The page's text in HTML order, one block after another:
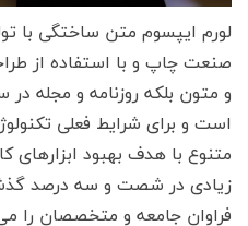
لورم ایپسوم متن ساختگی با
صنعت چاپ و با استفاده از
و متون بلکه روزنامه و مجله
است و برای شرایط فعلی
متنوع با هدف بهبود ابزارهای
زیادی در شصت و سه درصد
فراوان جامعه و متخصصان را می